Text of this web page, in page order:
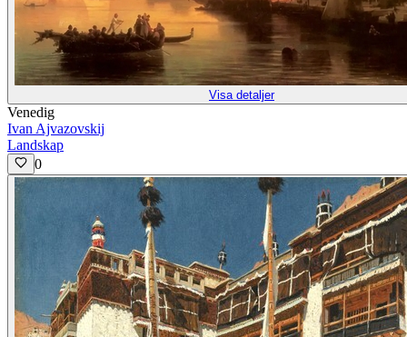
Visa detaljer
Venedig
Ivan Ajvazovskij
Landskap
0